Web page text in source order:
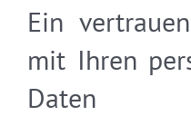
Ein
mit Ihren
Daten